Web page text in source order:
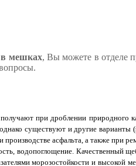
мешках, Вы можете в отделе
при дроблении природного
существуют и другие варианты
асфальта, а также при
водопоглощение. Качественный
морозостойкости и высокой